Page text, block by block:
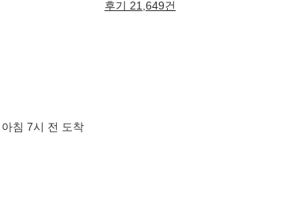
후기 21,649건
침 7시 전 도착